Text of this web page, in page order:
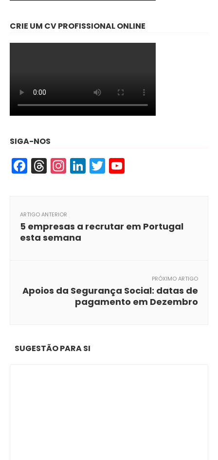
CRIE UM CV PROFISSIONAL ONLINE
SIGA-NOS
Facebook
Threads
Instagram
LinkedIn
Twitter
ARTIGO ANTERIOR
5 empresas a recrutar em Portugal
esta semana
PRÓXIMO ARTIGO
Apoios da Segurança Social: datas de
pagamento em Dezembro
SUGESTÃO PARA SI